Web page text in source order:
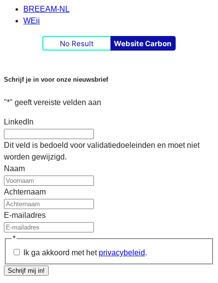
BREEAM-NL
WEii
No Result Website Carbon
Schrijf je in voor onze nieuwsbrief
"*" geeft vereiste velden aan
LinkedIn
Dit veld is bedoeld voor validatiedoeleinden en moet niet
worden gewijzigd.
Naam
Achternaam
E-mailadres
*
Ik ga akkoord met het privacybeleid.
Schrijf mij in!